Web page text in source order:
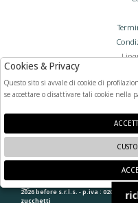
2026 before s.r.l.s. - p.iva :
zucchetti
🍪
Cookies & Privacy
Questo sito si avvale di cookie di
se accettare o disattivare tali cookie nella